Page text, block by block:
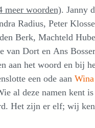
meer woorden). Janny
Radius, Peter
Berk, Machteld
van Dort en Ans
aan het woord en bij
een ode aan
al deze namen kent
Het zijn er elf; wij